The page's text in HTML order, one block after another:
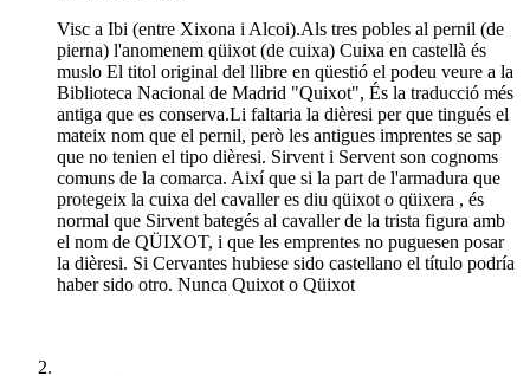
Visc a Ibi (entre Xixona i Alcoi).Als tres pobles al pernil (de
pierna) l'anomenem qüixot (de cuixa) Cuixa en castellà és
muslo El titol original del llibre en qüestió el podeu veure a la
Biblioteca Nacional de Madrid "Quixot", És la traducció més
antiga que es conserva.Li faltaria la dièresi per que tingués el
mateix nom que el pernil, però les antigues imprentes se sap
que no tenien el tipo dièresi. Sirvent i Servent son cognoms
comuns de la comarca. Així que si la part de l'armadura que
protegeix la cuixa del cavaller es diu qüixot o qüixera , és
normal que Sirvent bategés al cavaller de la trista figura amb
el nom de QÜIXOT, i que les emprentes no puguesen posar
la dièresi. Si Cervantes hubiese sido castellano el título podría
haber sido otro. Nunca Quixot o Qüixot